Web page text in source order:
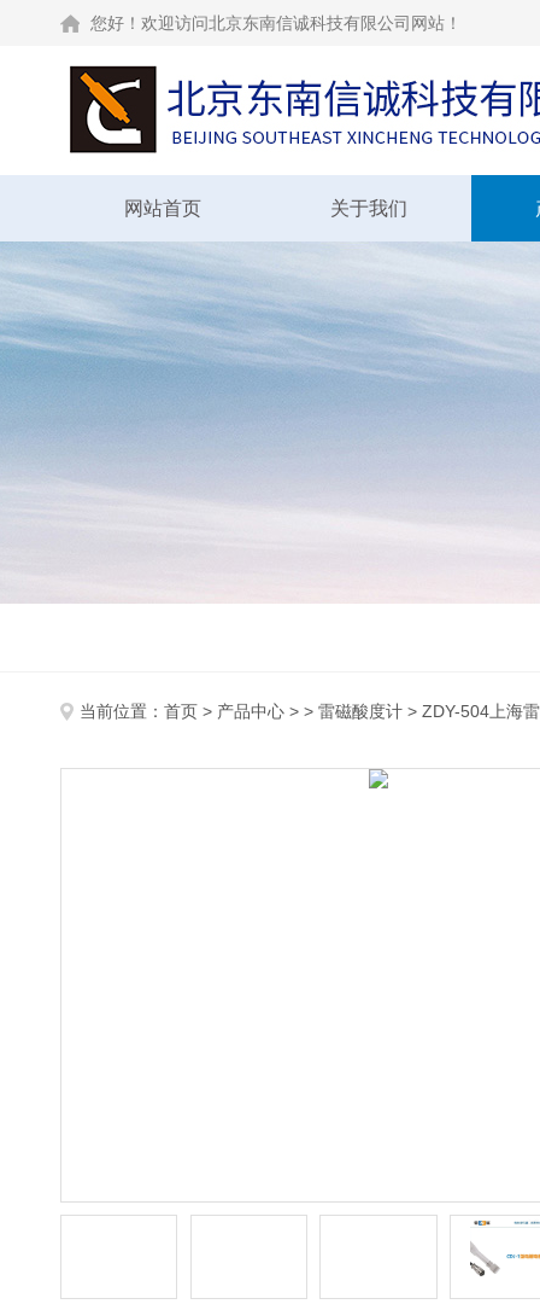
您好！欢迎访问北京东南信诚科技有限公司网站！
网站首页 关于我们
当前位置： 首页 > 产品中心 > > 雷磁酸度计 > ZDY-504上海